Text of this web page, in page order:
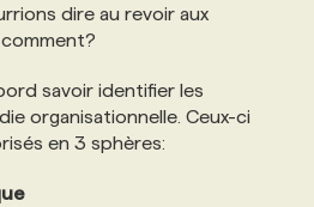
dire au revoir aux
savoir identifier les
organisationnelle. Ceux-ci
en 3 sphères: